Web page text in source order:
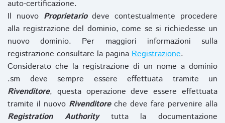
auto-certificazione.
Il nuovo Proprietariodeve contestualmente procedere
alla registrazione del dominio, come se si richiedesse un
nuovo dominio. Per maggiori informazioni sulla
registrazione consultare la pagina Registrazione.
Considerato che la registrazione di un nome a dominio
.sm deve sempre essere effettuata tramite un
Rivenditore, questa operazione deve essere effettuata
tramite il nuovo Rivenditoreche deve fare pervenire alla
Registration Authoritytutta la documentazione